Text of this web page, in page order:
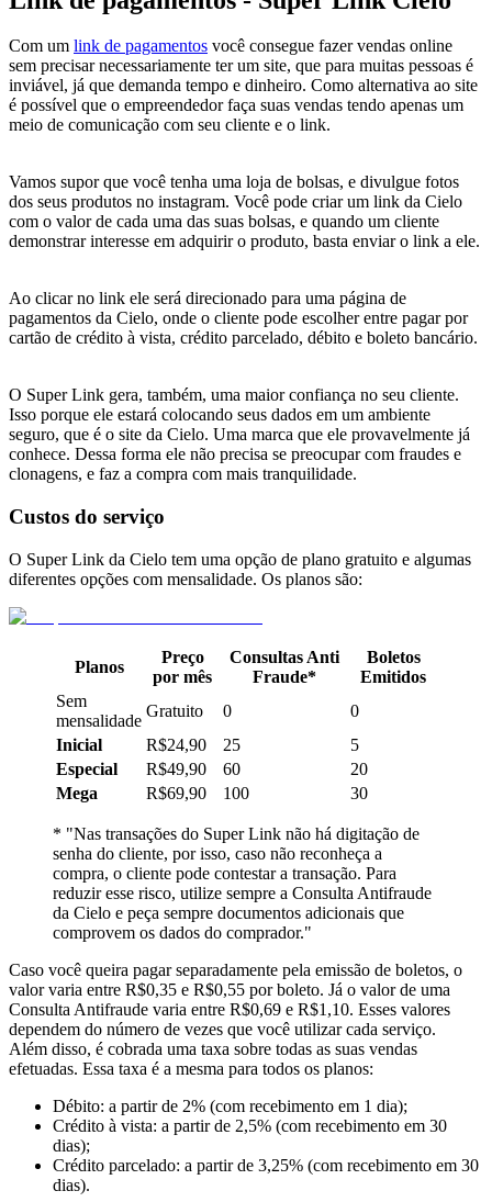
Com um link de pagamentos você consegue fazer vendas online
sem precisar necessariamente ter um site, que para muitas pessoas é
inviável, já que demanda tempo e dinheiro. Como alternativa ao site
é possível que o empreendedor faça suas vendas tendo apenas um
meio de comunicação com seu cliente e o link.
Vamos supor que você tenha uma loja de bolsas, e divulgue fotos
dos seus produtos no instagram. Você pode criar um link da Cielo
com o valor de cada uma das suas bolsas, e quando um cliente
demonstrar interesse em adquirir o produto, basta enviar o link a ele.
Ao clicar no link ele será direcionado para uma página de
pagamentos da Cielo, onde o cliente pode escolher entre pagar por
cartão de crédito à vista, crédito parcelado, débito e boleto bancário.
O Super Link gera, também, uma maior confiança no seu cliente.
Isso porque ele estará colocando seus dados em um ambiente
seguro, que é o site da Cielo. Uma marca que ele provavelmente já
conhece. Dessa forma ele não precisa se preocupar com fraudes e
clonagens, e faz a compra com mais tranquilidade.
Custos do serviço
O Super Link da Cielo tem uma opção de plano gratuito e algumas
diferentes opções com mensalidade. Os planos são:
Planos
Preço
por mês
Consultas Anti
Fraude*
Boletos
Emitidos
Sem
mensalidade
Gratuito 0
0
Inicial
R$24,90 25
5
Especial
R$49,90 60
20
Mega
R$69,90 100 30
* "Nas transações do Super Link não há digitação de
senha do cliente, por isso, caso não reconheça a
compra, o cliente pode contestar a transação. Para
reduzir esse risco, utilize sempre a Consulta Antifraude
da Cielo e peça sempre documentos adicionais que
comprovem os dados do comprador."
Caso você queira pagar separadamente pela emissão de boletos, o
valor varia entre R$0,35 e R$0,55 por boleto. Já o valor de uma
Consulta Antifraude varia entre R$0,69 e R$1,10. Esses valores
dependem do número de vezes que você utilizar cada serviço.
Além disso, é cobrada uma taxa sobre todas as suas vendas
efetuadas. Essa taxa é a mesma para todos os planos:
Débito: a partir de 2% (com recebimento em 1 dia);
Crédito à vista: a partir de 2,5% (com recebimento em 30
dias);
Crédito parcelado: a partir de 3,25% (com recebimento em 30
dias).